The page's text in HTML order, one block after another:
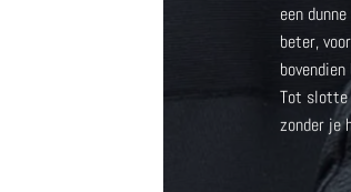
een
beter,
Tot
zonder je